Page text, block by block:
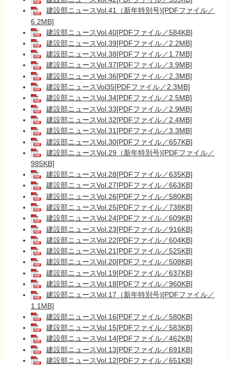
建設部ニュースVol.41（新年特別号)[PDFファイル／
6.2MB]
建設部ニュースVol.40[PDFファイル／584KB]
建設部ニュースVol.39[PDFファイル／2.2MB]
建設部ニュースVol.38[PDFファイル／1.7MB]
建設部ニュースVol.37[PDFファイル／3.9MB]
建設部ニュースVol.36[PDFファイル／2.3MB]
建設部ニュースVol35[PDFファイル／2.3MB]
建設部ニュースVol.34[PDFファイル／2.5MB]
建設部ニュースVol.33[PDFファイル／2.9MB]
建設部ニュースVol.32[PDFファイル／2.4MB]
建設部ニュースVol.31[PDFファイル／3.3MB]
建設部ニュースVol.30[PDFファイル／657KB]
建設部ニュースVol.29（新年特別号)[PDFファイル／
985KB]
建設部ニュースVol.28[PDFファイル／635KB]
建設部ニュースVol.27[PDFファイル／663KB]
建設部ニュースVol.26[PDFファイル／580KB]
建設部ニュースVol.25[PDFファイル／738KB]
建設部ニュースVol.24[PDFファイル／609KB]
建設部ニュースVol.23[PDFファイル／916KB]
建設部ニュースVol.22[PDFファイル／604KB]
建設部ニュースVol.21[PDFファイル／525KB]
建設部ニュースVol.20[PDFファイル／508KB]
建設部ニュースVol.19[PDFファイル／637KB]
建設部ニュースVol.18[PDFファイル／960KB]
建設部ニュースVol.17（新年特別号)[PDFファイル／
1.1MB]
建設部ニュースVol.16[PDFファイル／580KB]
建設部ニュースVol.15[PDFファイル／583KB]
建設部ニュースVol.14[PDFファイル／462KB]
建設部ニュースVol.13[PDFファイル／691KB]
建設部ニュースVol.12[PDFファイル／651KB]